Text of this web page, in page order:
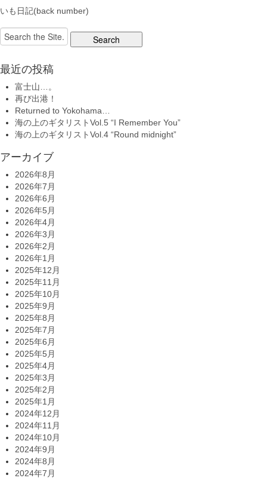
いも日記(back number)
Search
for:
最近の投稿
富士山…。
再び出港！
Returned to Yokohama…
海の上のギタリストVol.5 “I Remember You”
海の上のギタリストVol.4 “Round midnight”
アーカイブ
2026年8月
2026年7月
2026年6月
2026年5月
2026年4月
2026年3月
2026年2月
2026年1月
2025年12月
2025年11月
2025年10月
2025年9月
2025年8月
2025年7月
2025年6月
2025年5月
2025年4月
2025年3月
2025年2月
2025年1月
2024年12月
2024年11月
2024年10月
2024年9月
2024年8月
2024年7月